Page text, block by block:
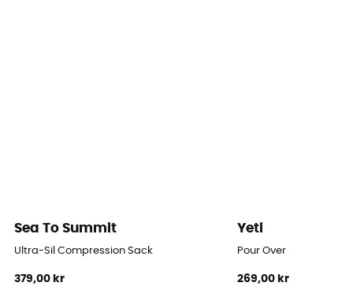
Sea To Summit
Ultra-Sil Compression Sack
379,00 kr
Yeti
Pour Over
269,00 kr